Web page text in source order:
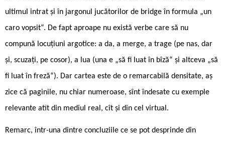
ultimul intrat și în jargonul jucătorilor de bridge în formula „un
caro vopsit“. De fapt aproape nu există verbe care să nu
compună locuțiuni argotice: a da, a merge, a trage (pe nas, dar
și, scuzați, pe cosor), a lua (una e „să fi luat în bîză“ și altceva „să
fi luat în freză“). Dar cartea este de o remarcabilă densitate, aș
zice că paginile, nu chiar numeroase, sînt îndesate cu exemple
relevante atît din mediul real, cît și din cel virtual.
Remarc, într-una dintre concluziile ce se pot desprinde din